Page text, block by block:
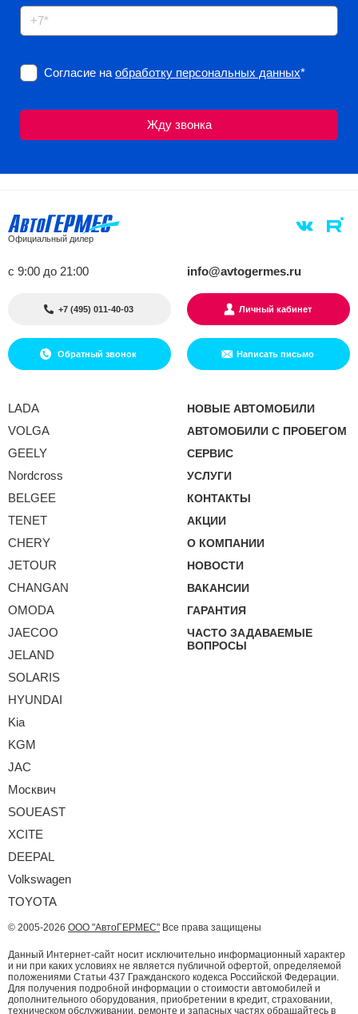
Согласие на обработку персональных данных*
Официальный дилер
с 9:00 до 21:00 info@avtogermes.ru
+7 (495) 011-40-03 Личный кабинет
Обратный звонок Написать письмо
LADA
VOLGA
GEELY
Nordcross
BELGEE
TENET
CHERY
JETOUR
CHANGAN
OMODA
JAECOO
JELAND
SOLARIS
HYUNDAI
Kia
KGM
JAC
Москвич
SOUEAST
XCITE
DEEPAL
Volkswagen
TOYOTA
НОВЫЕ АВТОМОБИЛИ
АВТОМОБИЛИ С ПРОБЕГОМ
СЕРВИС
УСЛУГИ
КОНТАКТЫ
АКЦИИ
О КОМПАНИИ
НОВОСТИ
ВАКАНСИИ
ГАРАНТИЯ
ЧАСТО ЗАДАВАЕМЫЕ
ВОПРОСЫ
© 2005-2026 ООО "АвтоГЕРМЕС" Все права защищены
Данный Интернет-сайт носит исключительно информационный характер
и ни при каких условиях не является публичной офертой, определяемой
положениями Статьи 437 Гражданского кодекса Российской Федерации.
Для получения подробной информации о стоимости автомобилей и
дополнительного оборудования, приобретении в кредит, страховании,
техническом обслуживании, ремонте и запасных частях обращайтесь в